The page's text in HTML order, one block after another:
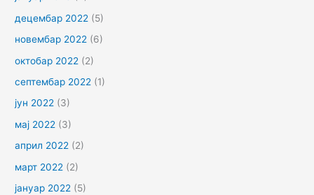
децембар 2022 (5)
новембар 2022 (6)
октобар 2022 (2)
септембар 2022 (1)
јун 2022 (3)
мај 2022 (3)
април 2022 (2)
март 2022 (2)
јануар 2022 (5)